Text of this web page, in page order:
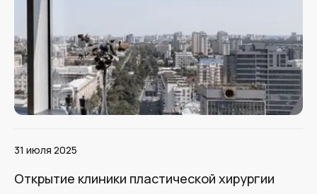
31 июля 2025
Открытие клиники пластической хирургии